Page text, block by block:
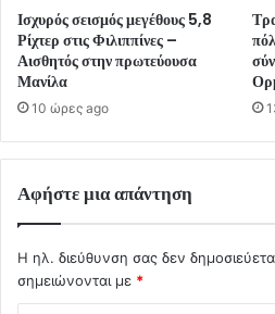
Ισχυρός σεισμός μεγέθους 5,8
Ρίχτερ στις Φιλιππίνες –
Αισθητός στην πρωτεύουσα
Μανίλα
10 ώρες ago
Αφήστε μια απάντηση
Η ηλ. διεύθυνση σας δεν
σημειώνονται με *